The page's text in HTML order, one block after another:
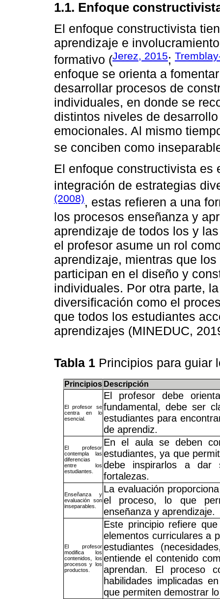
1.1. Enfoque
El enfoque constructivista
aprendizaje e
formativo (Jerez, 2015;
enfoque se orienta a
desarrollar procesos de
individuales, en donde se
distintos niveles de
emocionales. Al mismo
se conciben como
El enfoque constructivista es
integración de estrategias
(2008), estas refieren a una
los procesos enseñanza y
aprendizaje de todos los y
el profesor asume un rol
aprendizaje, mientras que
participan en el diseño y
individuales. Por otra parte,
diversificación como el
que todos los estudiantes
aprendizajes (MINEDUC,
Tabla 1 Principios para guiar
Principios Descripción
El profesor se
centra en lo
esencial.
El profesor debe
fundamental, debe ser
estudiantes para
de aprendiz.
El profesor
contempla las
diferencias
entre los
estudiantes.
En el aula se deben
estudiantes, ya que
debe inspirarlos a dar
fortalezas.
Enseñanza y
evaluación son
inseparables.
La evaluación
el proceso, lo que
enseñanza y aprendizaje.
El profesor
modifica los
contenidos, los
procesos y los
productos.
Este principio refiere
elementos curriculares a
estudiantes
entiende el contenido
aprendan. El proceso
habilidades implicadas
que permiten demostrar